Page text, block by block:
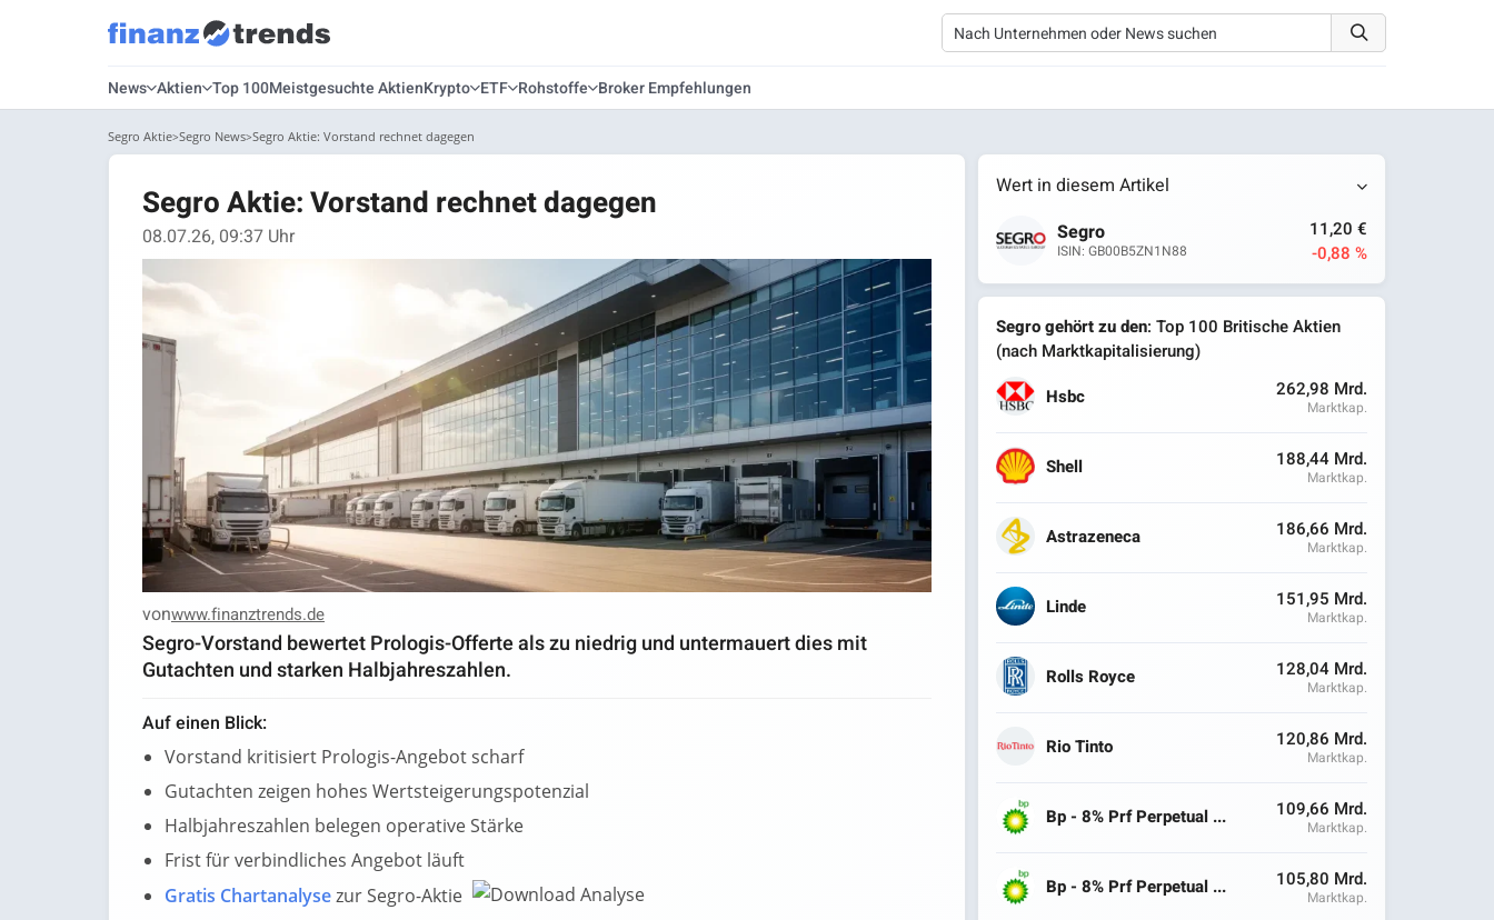
News Aktien Top 100Meistgesuchte AktienKrypto ETF Rohstoffe Broker Empfehlungen
Segro Aktie Segro News Segro Aktie: Vorstand rechnet dagegen
Segro Aktie: Vorstand rechnet dagegen
08.07.26, 09:37 Uhr
vonwww.finanztrends.de
Segro-Vorstand bewertet Prologis-Offerte als zu niedrig und untermauert dies mit
Gutachten und starken Halbjahreszahlen.
Auf einen Blick:
Vorstand kritisiert Prologis-Angebot scharf
Gutachten zeigen hohes Wertsteigerungspotenzial
Halbjahreszahlen belegen operative Stärke
Frist für verbindliches Angebot läuft
Gratis Chartanalysezur Segro-Aktie
Wert in diesem Artikel
Segro
ISIN: GB00B5ZN1N88
11,20 €
-0,88 %
Segro gehört zu den: Top 100 Britische Aktien
(nach Marktkapitalisierung)
Hsbc
262,98 Mrd.
Marktkap.
Shell 188,44 Mrd.
Marktkap.
Astrazeneca 186,66 Mrd.
Marktkap.
Linde 151,95 Mrd.
Marktkap.
Rolls Royce 128,04 Mrd.
Marktkap.
Rio Tinto 120,86 Mrd.
Marktkap.
Bp - 8% Prf Perpetual ... 109,66 Mrd.
Marktkap.
Bp - 8% Prf Perpetual ... 105,80 Mrd.
Marktkap.